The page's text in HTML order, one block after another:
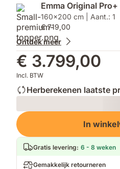
Emma Original
160x200 cm | Aant.: 1
€ 719,00
Ontdek meer
€ 3.799,00
Incl. BTW
Herberekenen laatste
Loading
In
Gratis levering: 6 - 8 weken
Gemakkelijk retourneren